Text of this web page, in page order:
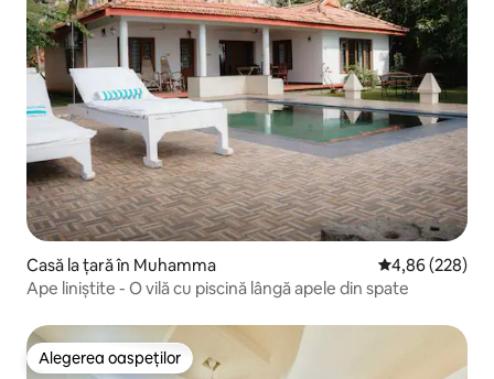
Casă la țară în Muhamma Scor mediu de
4,86 (228)
Ape liniștite - O vilă cu piscină lângă apele din spate
Alegerea oaspeților
Alegerea oaspeților